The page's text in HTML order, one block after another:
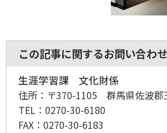
この記事に関するお問い合わせ
生涯学習課 文化財係
住所： 〒370-1105 群馬県佐波郡
TEL： 0270-30-6180
FAX： 0270-30-6183